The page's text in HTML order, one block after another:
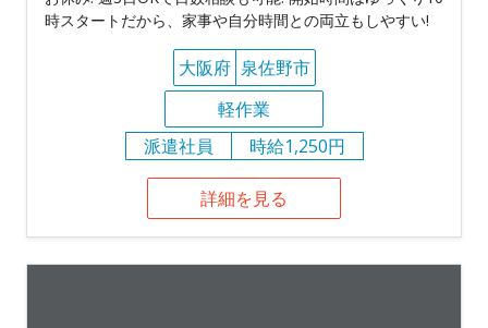
時スタートだから、家事や自分時間との両立もしやすい!
大阪府 泉佐野市
軽作業
派遣社員
時給1,250円
詳細を見る